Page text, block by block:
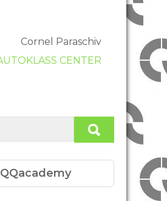
Cornel Paraschiv
CENTER